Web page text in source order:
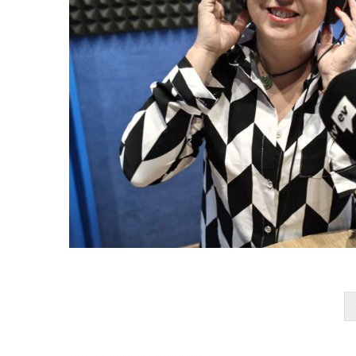
Del Consell
Altres
Medi
P. econòmica
Turisme